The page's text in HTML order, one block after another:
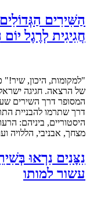
הַשִּׁירִים
חֲגִיגִית לְרֶגֶל
של הרצאה. חגיגה
המסופר דרך השירים
דרך שתרמו להבניית
היסטוריים, ביניהם:
מצחך, אבניבי, הללויה
נִצָּנִים נִרְאוּ
עשור למותו